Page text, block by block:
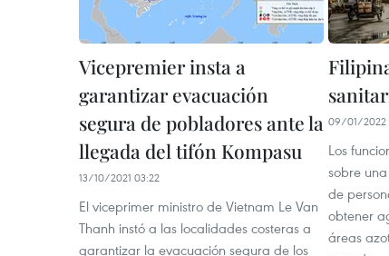
Vicepremier insta a
garantizar evacuación
segura de pobladores ante la
llegada del tifón Kompasu
13/10/2021 03:22
El viceprimer ministro de Vietnam Le Van
Thanh instó a las localidades costeras a
garantizar la evacuación segura de los
09/01/2022
Los
sobre
de
obtener
áreas